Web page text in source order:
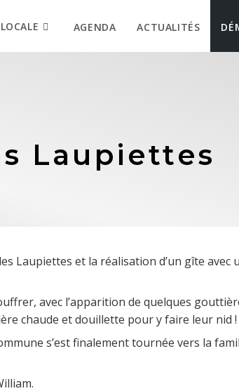
AGENDA ACTUALITÉS
Laupiettes
Laupiettes et la réalisation d’un gîte avec
avec l’apparition de quelques
chaude et douillette pour y faire leur nid !
s’est finalement tournée vers la